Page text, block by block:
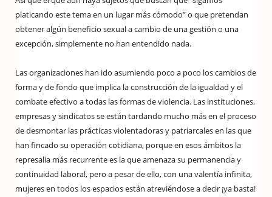
platicando este tema en un lugar más cómodo” o que pretendan
obtener algún beneficio sexual a cambio de una gestión o una
excepción, simplemente no han entendido nada.
Las organizaciones han ido asumiendo poco a poco los cambios de
forma y de fondo que implica la construcción de la igualdad y el
combate efectivo a todas las formas de violencia. Las instituciones,
empresas y sindicatos se están tardando mucho más en el proceso
de desmontar las prácticas violentadoras y patriarcales en las que
han fincado su operación cotidiana, porque en esos ámbitos la
represalia más recurrente es la que amenaza su permanencia y
continuidad laboral, pero a pesar de ello, con una valentía infinita,
mujeres en todos los espacios están atreviéndose a decir ¡ya basta!